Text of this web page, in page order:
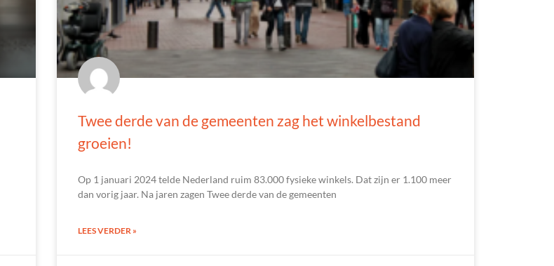
Twee derde van de gemeenten zag het winkelbestand
groeien!
Op 1 januari 2024 telde Nederland ruim 83.000 fysieke winkels. Dat zijn er 1.100 meer
dan vorig jaar. Na jaren zagen Twee derde van de gemeenten
LEES VERDER »